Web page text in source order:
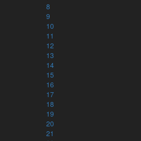
8
9
10
11
12
13
14
15
16
17
18
19
20
21
Läsplaner via e-post – minbibelplan.se
Kyrkoåret – kyrkoaretstexter.se
Torah och haftarah texter